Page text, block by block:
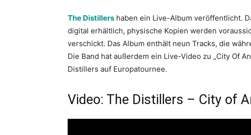
The Distillers haben ein Live-Album veröffentlicht.
digital erhältlich, physische Kopien werden
verschickt. Das Album enthält neun Tracks, die
Die Band hat außerdem ein Live-Video zu „City Of
Distillers auf Europatournee.
Video: The Distillers – City of